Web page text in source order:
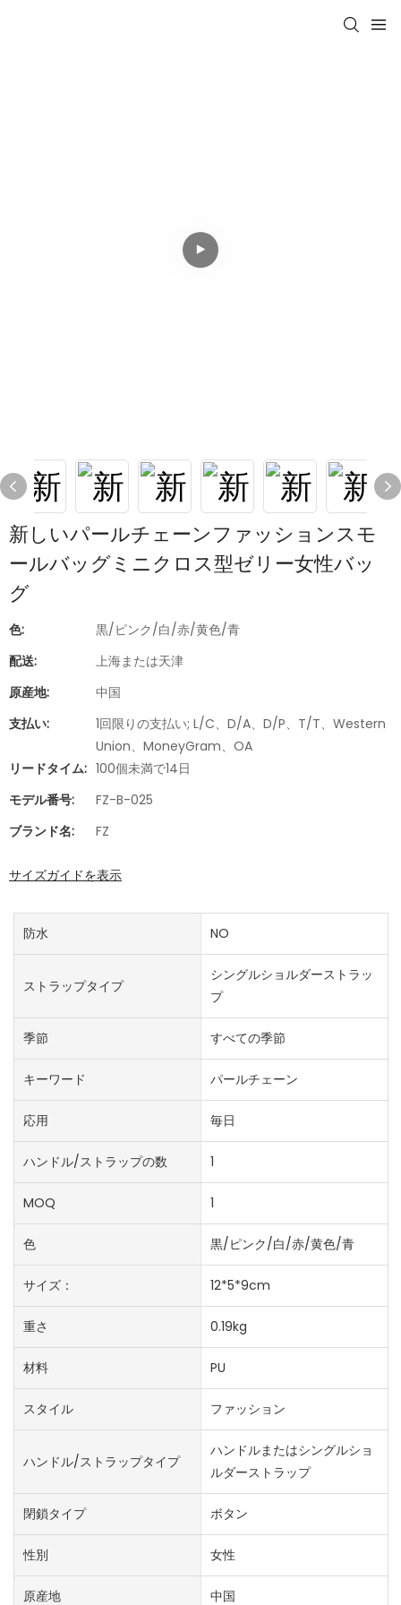
新しいパールチェーンファッションスモ
ールバッグミニクロス型ゼリー女性バッ
グ
色:
黒/ピンク/白/赤/黄色/青
配送:
上海または天津
原産地:
中国
支払い:
1回限りの支払い; L/C、D/A、D/P、T/T、Western
Union、MoneyGram、OA
リードタイム: 100個未満で14日
モデル番号:
FZ-B-025
ブランド名:
FZ
サイズガイドを表示
防水 NO
ストラップタイプ
シングルショルダーストラッ
プ
季節 すべての季節
キーワード パールチェーン
応用 毎日
ハンドル/ストラップの数 1
MOQ 1
色 黒/ピンク/白/赤/黄色/青
サイズ： 12*5*9cm
重さ 0.19kg
材料 PU
スタイル ファッション
ハンドル/ストラップタイプ
ハンドルまたはシングルショ
ルダーストラップ
閉鎖タイプ ボタン
性別 女性
原産地 中国